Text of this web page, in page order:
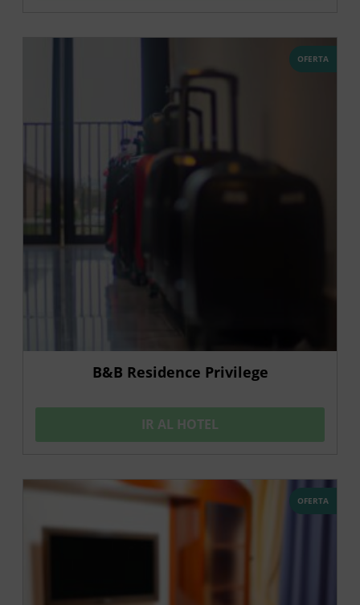
OFERTA
B&B Residence Privilege
IR AL HOTEL
OFERTA